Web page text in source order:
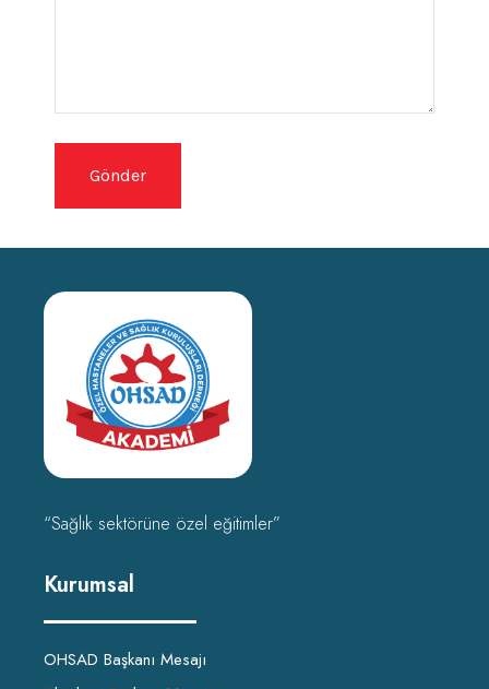
“Sağlık sektörüne özel eğitimler”
Kurumsal
OHSAD Başkanı Mesajı